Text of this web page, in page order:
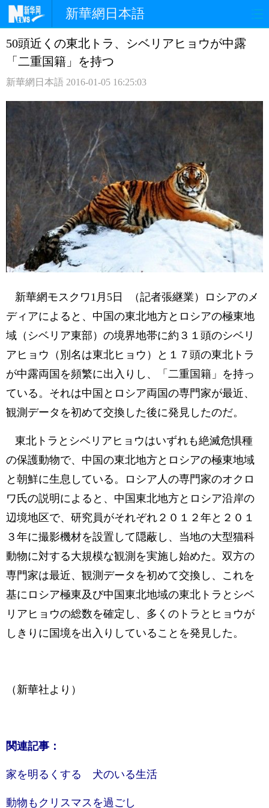
新華網日本語
ホームページ 政治 経済
評論
中日対訳
50頭近くの東北トラ、シベリアヒョウが中露
「二重国籍」を持つ
新華網日本語 2016-01-05 16:25:03
新華網モスクワ1月5日 （記者張継業）ロシアのメ
ディアによると、中国の東北地方とロシアの極東地
域（シベリア東部）の境界地帯に約３１頭のシベリ
アヒョウ（別名は東北ヒョウ）と１７頭の東北トラ
が中露両国を頻繁に出入りし、「二重国籍」を持っ
ている。それは中国とロシア両国の専門家が最近、
観測データを初めて交換した後に発見したのだ。
東北トラとシベリアヒョウはいずれも絶滅危惧種
の保護動物で、中国の東北地方とロシアの極東地域
と朝鮮に生息している。ロシア人の専門家のオクロ
ワ氏の説明によると、中国東北地方とロシア沿岸の
辺境地区で、研究員がそれぞれ２０１２年と２０１
３年に撮影機材を設置して隠蔽し、当地の大型猫科
動物に対する大規模な観測を実施し始めた。双方の
専門家は最近、観測データを初めて交換し、これを
基にロシア極東及び中国東北地域の東北トラとシベ
リアヒョウの総数を確定し、多くのトラとヒョウが
しきりに国境を出入りしていることを発見した。
（新華社より）
関連記事：
家を明るくする 犬のいる生活
動物もクリスマスを過ごし